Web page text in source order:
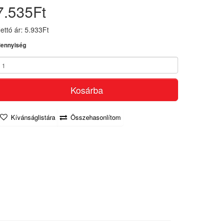
ár: 5.933Ft
Kosárba
Kívánságlistára Összehasonlítom